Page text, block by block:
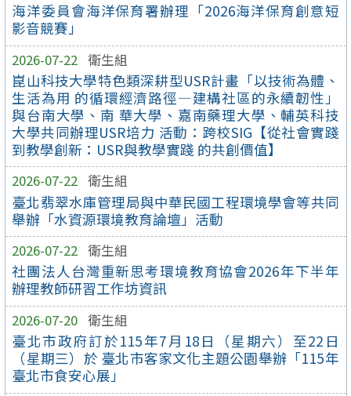
海洋委員會海洋保育署辦理「2026海洋保育創意短
影音競賽」
2026-07-22 衛生組
崑山科技大學特色類深耕型USR計畫「以技術為體、
生活為用 的循環經濟路徑—建構社區的永續韌性」
與台南大學、南 華大學、嘉南藥理大學、輔英科技
大學共同辦理USR培力 活動：跨校SIG【從社會實踐
到教學創新：USR與教學實踐 的共創價值】
2026-07-22 衛生組
臺北翡翠水庫管理局與中華民國工程環境學會等共同
舉辦「水資源環境教育論壇」活動
2026-07-22 衛生組
社團法人台灣重新思考環境教育協會2026年下半年
辦理教師研習工作坊資訊
2026-07-20 衛生組
臺北市政府訂於115年7月18日（星期六）至22日
（星期三）於 臺北市客家文化主題公園舉辦「115年
臺北市食安心展」